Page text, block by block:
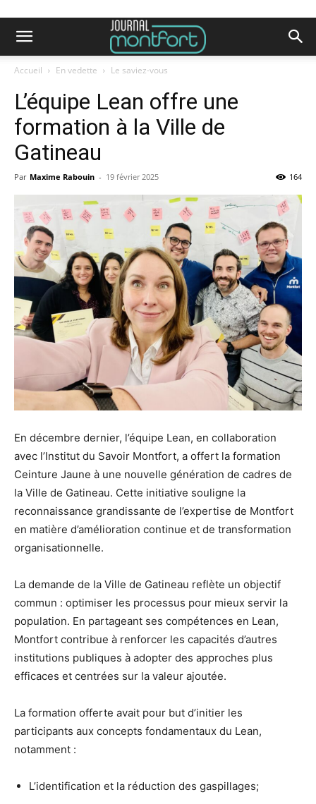
Accueil En vedette Le saviez-vous
L’équipe Lean offre une
formation à la Ville de
Gatineau
Par Maxime Rabouin - 19 février 2025 164
En décembre dernier, l’équipe Lean, en collaboration
avec l’Institut du Savoir Montfort, a offert la formation
Ceinture Jaune à une nouvelle génération de cadres de
la Ville de Gatineau. Cette initiative souligne la
reconnaissance grandissante de l’expertise de Montfort
en matière d’amélioration continue et de transformation
organisationnelle.
La demande de la Ville de Gatineau reflète un objectif
commun : optimiser les processus pour mieux servir la
population. En partageant ses compétences en Lean,
Montfort contribue à renforcer les capacités d’autres
institutions publiques à adopter des approches plus
efficaces et centrées sur la valeur ajoutée.
La formation offerte avait pour but d’initier les
participants aux concepts fondamentaux du Lean,
notamment :
L’identification et la réduction des gaspillages;